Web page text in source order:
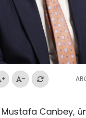
+ -
Mustafa Canbey,